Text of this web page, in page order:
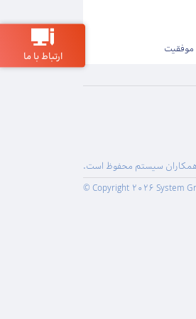
ارتباط با ما
سیستم محفوظ است.
© Copyright 2026 System